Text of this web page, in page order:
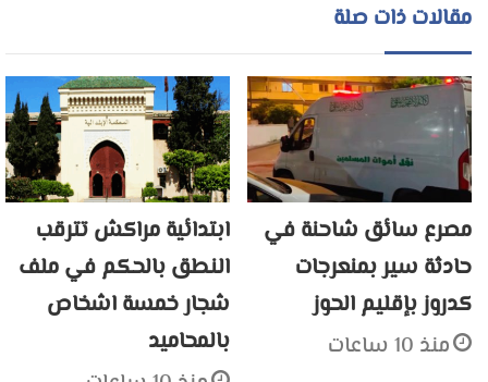
مقالات ذات صلة
مصرع سائق شاحنة في
حادثة سير بمنعرجات
كدروز بإقليم الحوز
منذ 10 ساعات
ابتدائية مراكش تترقب
النطق بالحكم في ملف
شجار خمسة اشخاص
بالمحاميد